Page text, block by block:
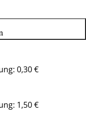
0,30 €
1,50 €